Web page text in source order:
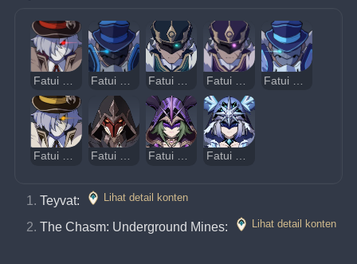
Fatui Skirmisher - Geochanter Bracer Fatui Pyro Agent Fatui Electro Cicin Mage Fatui Cryo Cicin Mage
Teyvat: Lihat detail konten
The Chasm: Underground Mines: Lihat detail konten